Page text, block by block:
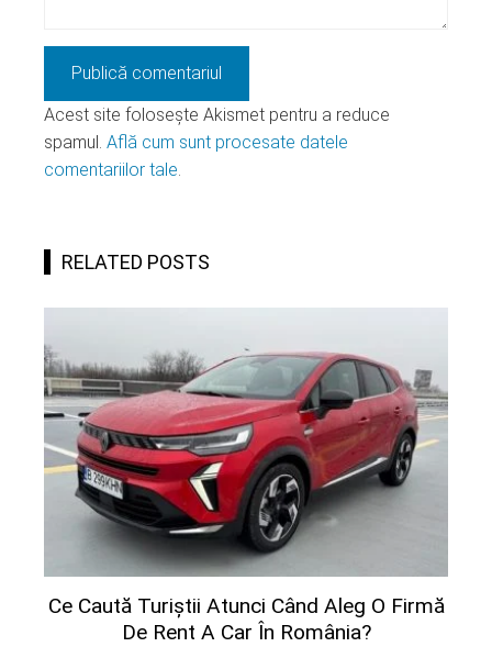
Acest site folosește Akismet pentru a reduce
spamul. Află cum sunt procesate datele
comentariilor tale.
RELATED POSTS
Ce Caută Turiștii Atunci Când Aleg O Firmă
De Rent A Car În România?